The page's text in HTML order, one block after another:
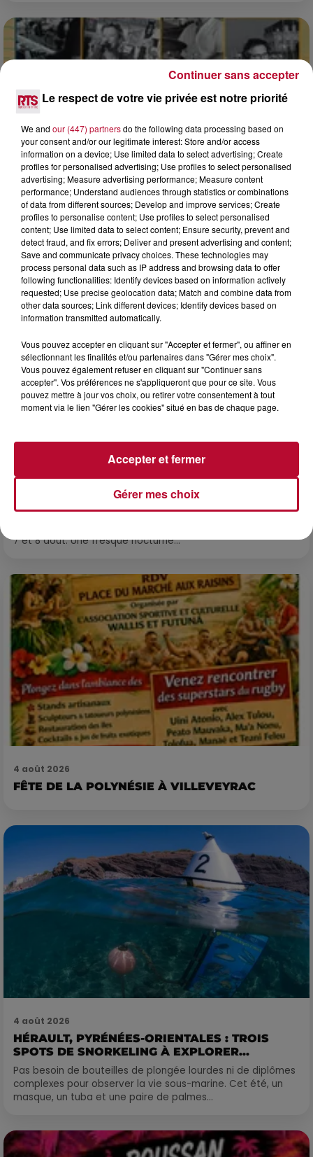
0h01
DINER CONCERT À LA MJC DE MARSEILLAN
NÎMES : « LE RÊVE DU GLADIATEUR » INVESTIT
LES ARÈNES CES 3...
Après un franc succès l'été dernier, le spectacle « Le Rêve
7 et 8 août. Une fresque nocturne...
4 août 2026
FÊTE DE LA POLYNÉSIE À VILLEVEYRAC
4 août 2026
HÉRAULT, PYRÉNÉES-ORIENTALES : TROIS
SPOTS DE SNORKELING À EXPLORER...
Pas besoin de bouteilles de plongée lourdes ni de diplômes
complexes pour observer la vie sous-marine. Cet été, un
masque, un tuba et une paire de palmes...
Le respect de votre vie privée est notre priorité
We and our (447) partnersdo the following data processing based on
your consent and/or our legitimate interest: Store and/or access
information on a device; Use limited data to select advertising; Create
profiles for personalised advertising; Use profiles to select personalised
advertising; Measure advertising performance; Measure content
performance; Understand audiences through statistics or combinations
of data from different sources; Develop and improve services; Create
profiles to personalise content; Use profiles to select personalised
content; Use limited data to select content; Ensure security, prevent and
detect fraud, and fix errors; Deliver and present advertising and content;
Save and communicate privacy choices. These technologies may
process personal data such as IP address and browsing data to offer
following functionalities: Identify devices based on information actively
requested; Use precise geolocation data; Match and combine data from
other data sources; Link different devices; Identify devices based on
information transmitted automatically.
Vous pouvez accepter en cliquant sur "Accepter et fermer", ou affiner en
sélectionnant les finalités et/ou partenaires dans "Gérer mes choix".
Vous pouvez également refuser en cliquant sur "Continuer sans
accepter". Vos préférences ne s'appliqueront que pour ce site. Vous
pouvez mettre à jour vos choix, ou retirer votre consentement à tout
moment via le lien "Gérer les cookies" situé en bas de chaque page.
Gérer mes choix
Accepter et fermer
Continuer sans accepter